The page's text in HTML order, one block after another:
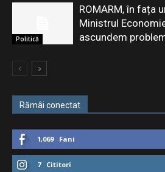
Politică
ROMARM, în fața
Ministrul
ascundem
Rămâi conectat
1,069 Fani
7 Cititori